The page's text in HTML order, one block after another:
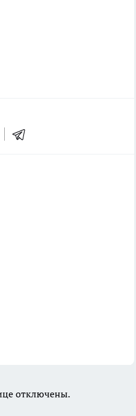
отключены.